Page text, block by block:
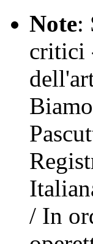
Note:
critici
/ In